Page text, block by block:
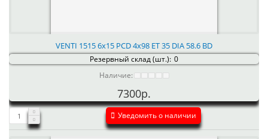
VENTI 1515 6x15 PCD 4x98 ET 35 DIA 58.6 BD
Резервный склад (шт.): 0
Наличие:
7300р.
Уведомить о наличии